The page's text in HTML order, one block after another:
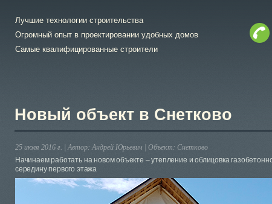
Лучшие технологии строительства
Огромный опыт в проектировании удобных домов
Самые квалифицированные строители
Новый объект в Снетково
25 июля 2016 г. |Автор: Андрей Юрьевич Объект: Снетково
Начинаем работать на новом объекте – утепление и облицовка
середину первого этажа